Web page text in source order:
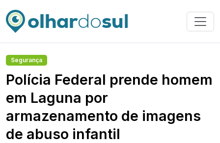
Segurança
Polícia Federal prende homem
em Laguna por
armazenamento de imagens
de abuso infantil